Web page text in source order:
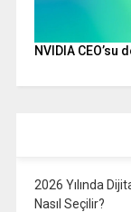
NVIDIA CEO’su
2026 Yılında
Nasıl Seçilir?